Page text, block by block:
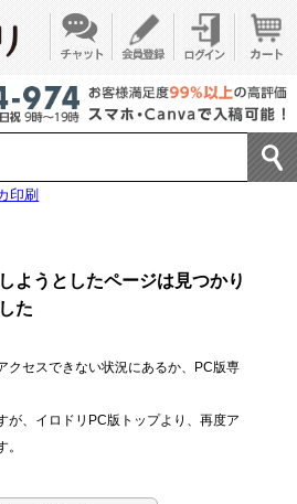
印刷
ようとしたページは見つかり
た
クセスできない状況にあるか、PC版専
が、イロドリPC版トップより、再度ア